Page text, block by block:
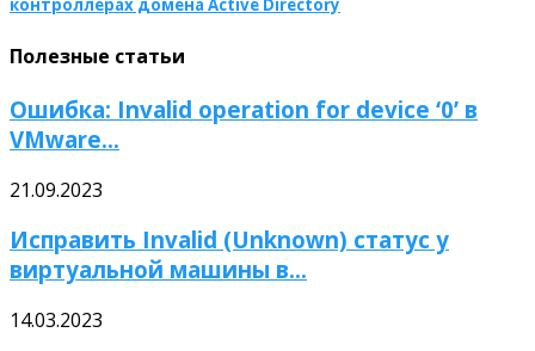
контроллерах домена Active Directory
Полезные статьи
Ошибка: Invalid operation for device ‘0’ в
VMware...
21.09.2023
Исправить Invalid (Unknown) статус у
виртуальной машины в...
14.03.2023